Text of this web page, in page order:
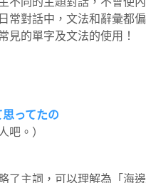
常對話中，文法和辭彙都偏
見的單字及文法的使用！
ってたの
吧。）
了主詞，可以理解為「海邊